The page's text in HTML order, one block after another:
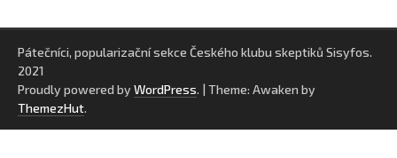
Pátečníci, popularizační sekce Českého klubu skeptiků Sisyfos.
2021
Proudly powered by WordPress. | Theme: Awaken by
ThemezHut.